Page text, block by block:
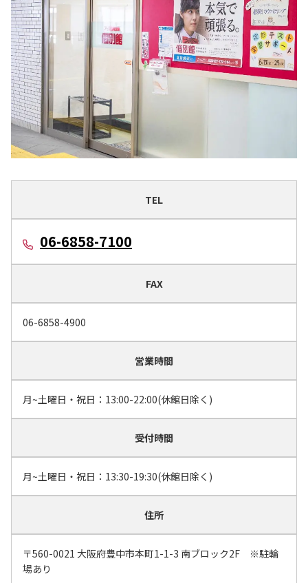
TEL
06-6858-7100
FAX
06-6858-4900
営業時間
月~土曜日・祝日：13:00-22:00(休館日除く)
受付時間
月~土曜日・祝日：13:30-19:30(休館日除く)
住所
〒560-0021 大阪府豊中市本町1-1-3 南ブロック2F ※駐輪
場あり